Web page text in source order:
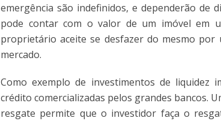
emergência são indefinidos, e dependerão de
pode contar com o valor de um imóvel em
proprietário aceite se desfazer do mesmo
mercado.
Como exemplo de investimentos de liquidez
crédito comercializadas pelos grandes bancos.
resgate permite que o investidor faça o